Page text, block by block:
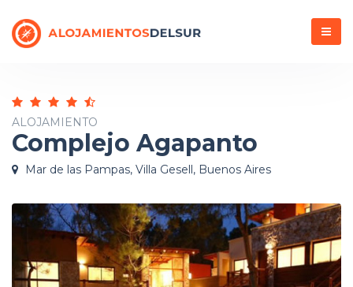
Menú
ALOJAMIENTO
Complejo Agapanto
Mar de las Pampas, Villa Gesell, Buenos Aires